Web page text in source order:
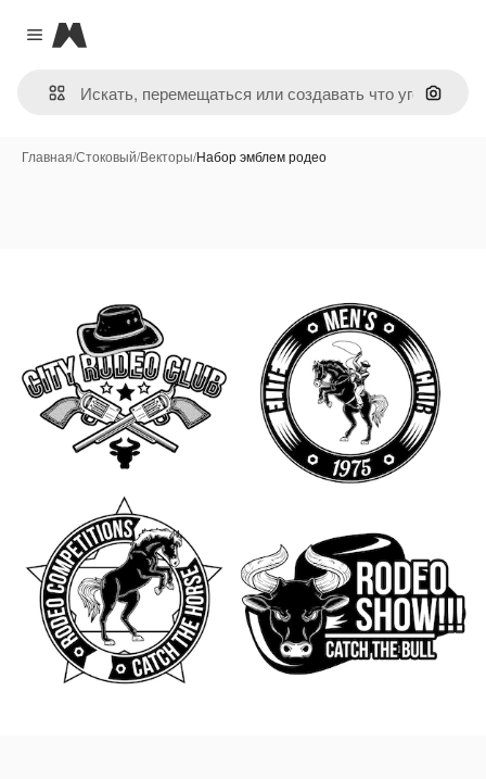
Close menu
Magnific
Поиск
Главная/Стоковый/Векторы/Набор эмблем родео